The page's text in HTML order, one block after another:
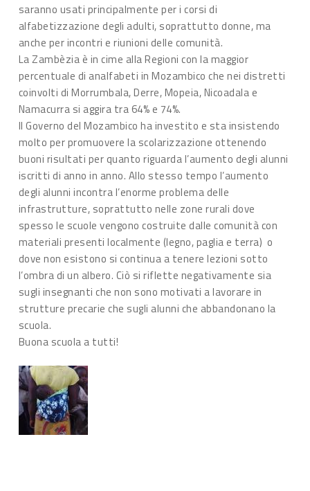
saranno usati principalmente per i corsi di
alfabetizzazione degli adulti, soprattutto donne, ma
anche per incontri e riunioni delle comunità.
La Zambèzia è in cime alla Regioni con la maggior
percentuale di analfabeti in Mozambico che nei distretti
coinvolti di Morrumbala, Derre, Mopeia, Nicoadala e
Namacurra si aggira tra 64% e 74%.
Il Governo del Mozambico ha investito e sta insistendo
molto per promuovere la scolarizzazione ottenendo
buoni risultati per quanto riguarda l’aumento degli alunni
iscritti di anno in anno. Allo stesso tempo l’aumento
degli alunni incontra l’enorme problema delle
infrastrutture, soprattutto nelle zone rurali dove
spesso le scuole vengono costruite dalle comunità con
materiali presenti localmente (legno, paglia e terra) o
dove non esistono si continua a tenere lezioni sotto
l’ombra di un albero. Ciò si riflette negativamente sia
sugli insegnanti che non sono motivati a lavorare in
strutture precarie che sugli alunni che abbandonano la
scuola.
Buona scuola a tutti!